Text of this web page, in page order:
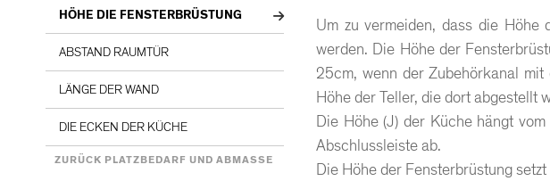
HÖHE DIE FENSTERBRÜSTUNG
ABSTAND RAUMTÜR
LÄNGE DER WAND
DIE ECKEN DER KÜCHE
ZURÜCK PLATZBEDARF UND ABMASSE
Um zu vermeiden, dass die Höhe
werden. Die Höhe der
25cm, wenn der Zubehörkanal
Höhe der Teller, die dort abgestellt
Die Höhe (J) der Küche hängt
Abschlussleiste ab.
Die Höhe der Fensterbrüstung